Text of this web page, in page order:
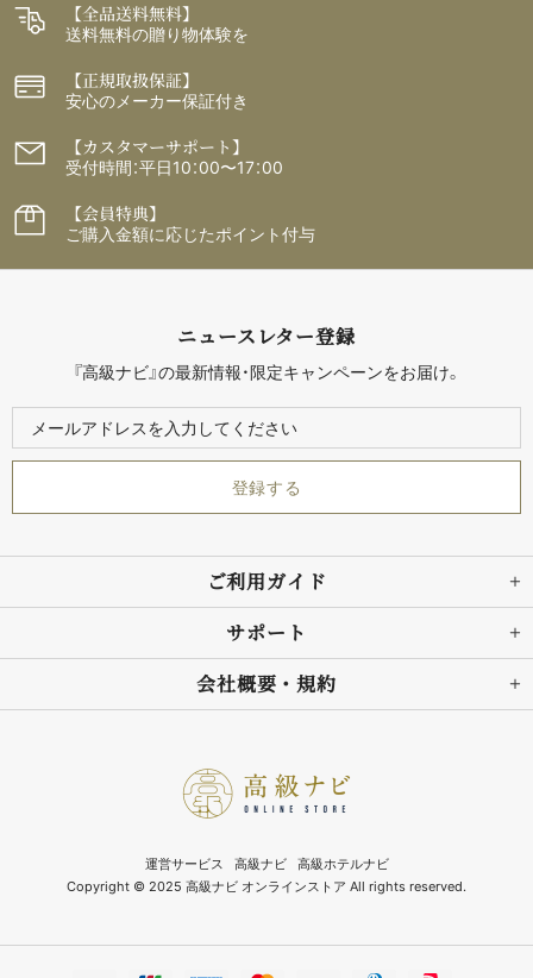
【全品送料無料】
送料無料の贈り物体験を
【正規取扱保証】
安心のメーカー保証付き
【カスタマーサポート】
受付時間：平日10：00〜17：00
【会員特典】
ご購入金額に応じたポイント付与
ご利用ガイド
サポート
会社概要・規約
ニュースレター登録
『高級ナビ』の最新情報・限定キャンペーンをお届け。
運営サービス 高級ナビ
高級ホテルナビ
Copyright © 2025 高級ナビ オンラインストア All rights reserved.